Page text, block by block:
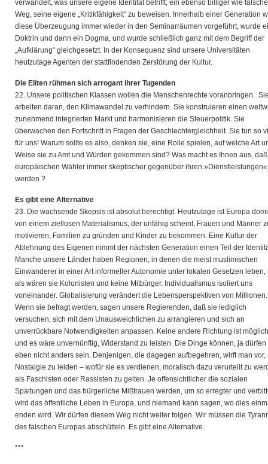
verwandelt, was unsere eigene Identität betrifft; ein ebenso billiger wie
Weg, seine eigene „Kritikfähigkeit“ zu beweisen. Innerhalb einer Generation
diese Überzeugung immer wieder in den Seminarräumen vorgeführt, wurde
Doktrin und dann ein Dogma, und wurde schließlich ganz mit dem Begriff der
„Aufklärung“ gleichgesetzt. In der Konsequenz sind unsere Universitäten
heutzutage Agenten der stattfindenden Zerstörung der Kultur.
Die Eliten rühmen sich arrogant ihrer Tugenden
22. Unsere politischen Klassen wollen die Menschenrechte voranbringen.
arbeiten daran, den Klimawandel zu verhindern. Sie konstruieren einen
zunehmend integrierten Markt und harmonisieren die Steuerpolitik. Sie
überwachen den Fortschritt in Fragen der Geschlechtergleichheit. Sie tun so
für uns! Warum sollte es also, denken sie, eine Rolle spielen, auf welche Art
Weise sie zu Amt und Würden gekommen sind? Was macht es Ihnen aus,
europäischen Wähler immer skeptischer gegenüber ihren »Dienstleistungen«
werden ?
Es gibt eine Alternative
23. Die wachsende Skepsis ist absolut berechtigt. Heutzutage ist Europa
von einem ziellosen Materialismus, der unfähig scheint, Frauen und Männer
motivieren, Familien zu gründen und Kinder zu bekommen. Eine Kultur der
Ablehnung des Eigenen nimmt der nächsten Generation einen Teil der
Manche unsere Länder haben Regionen, in denen die meist muslimischen
Einwanderer in einer Art informeller Autonomie unter lokalen Gesetzen leben,
als wären sie Kolonisten und keine Mitbürger. Individualismus isoliert uns
voneinander. Globalisierung verändert die Lebensperspektiven von Millionen.
Wenn sie befragt werden, sagen unsere Regierenden, daß sie lediglich
versuchen, sich mit dem Unausweichlichen zu arrangieren und sich an
unverrückbare Notwendigkeiten anpassen. Keine andere Richtung ist
und es wäre unvernünftig, Widerstand zu leisten. Die Dinge können, ja dürfen
eben nicht anders sein. Denjenigen, die dagegen aufbegehren, wirft man vor,
Nostalgie zu leiden – wofür sie es verdienen, moralisch dazu verurteilt zu
als Faschisten oder Rassisten zu gelten. Je offensichtlicher die sozialen
Spaltungen und das bürgerliche Mißtrauen werden, um so erregter und
wird das öffentliche Leben in Europa, und niemand kann sagen, wo dies
enden wird. Wir dürfen diesem Weg nicht weiter folgen. Wir müssen die
des falschen Europas abschütteln. Es gibt eine Alternative.
***